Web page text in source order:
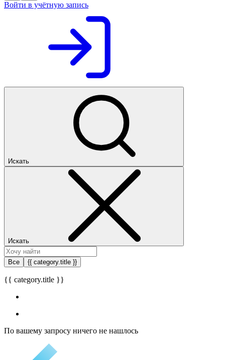
Войти в учётную запись
Искать
Искать
Все {{ category.title }}
{{ category.title }}
По вашему запросу ничего не нашлось